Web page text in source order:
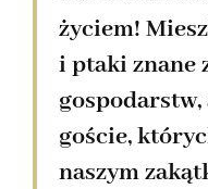
życiem!
i ptaki znane
goście,
naszym